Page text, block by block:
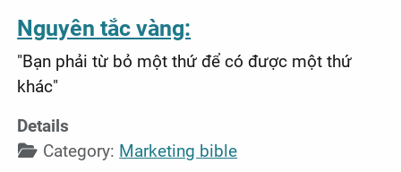
Nguyên tắc vàng:
"Bạn phải từ bỏ một thứ để có được một thứ
khác"
Details
Category: Marketing bible